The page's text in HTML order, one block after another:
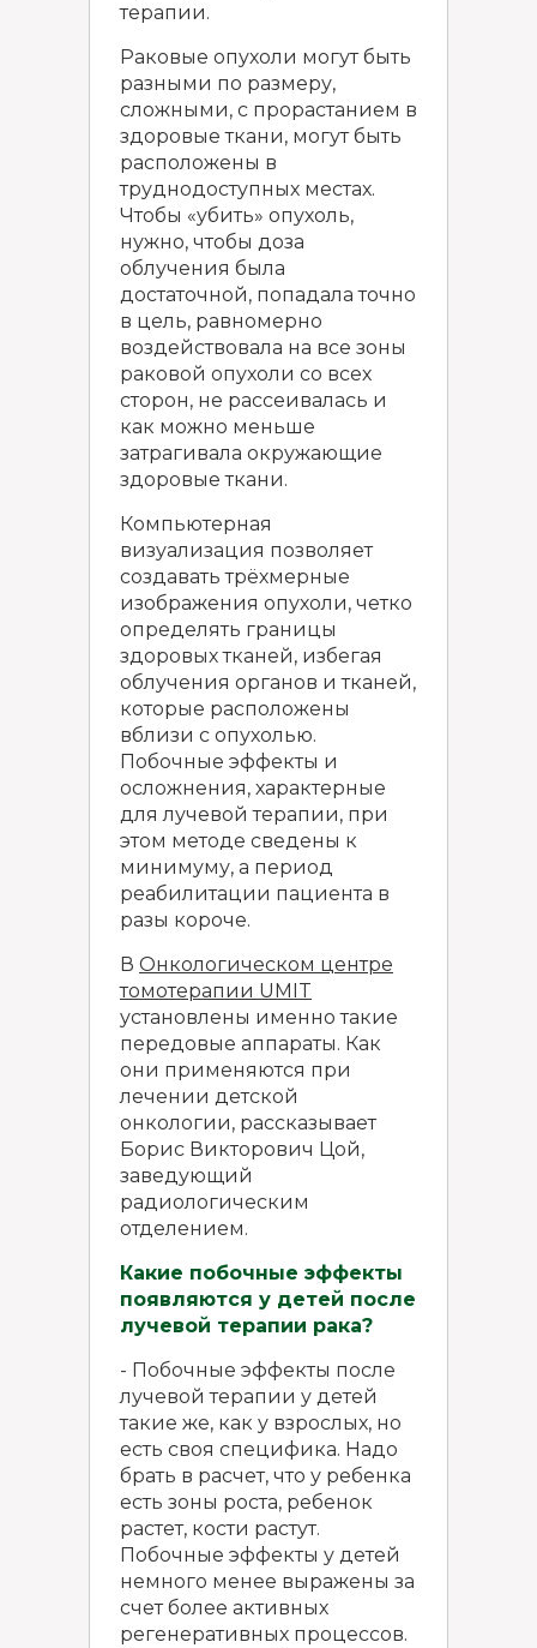
терапии.
Раковые опухоли могут быть
разными по размеру,
сложными, с прорастанием в
здоровые ткани, могут быть
расположены в
труднодоступных местах.
Чтобы «убить» опухоль,
нужно, чтобы доза
облучения была
достаточной, попадала точно
в цель, равномерно
воздействовала на все зоны
раковой опухоли со всех
сторон, не рассеивалась и
как можно меньше
затрагивала окружающие
здоровые ткани.
Компьютерная
визуализация позволяет
создавать трёхмерные
изображения опухоли, четко
определять границы
здоровых тканей, избегая
облучения органов и тканей,
которые расположены
вблизи с опухолью.
Побочные эффекты и
осложнения, характерные
для лучевой терапии, при
этом методе сведены к
минимуму, а период
реабилитации пациента в
разы короче.
В Онкологическом центре
томотерапии UMIT
установлены именно такие
передовые аппараты. Как
они применяются при
лечении детской
онкологии, рассказывает
Борис Викторович Цой,
заведующий
радиологическим
отделением.
Какие побочные эффекты
появляются у детей после
лучевой терапии рака?
- Побочные эффекты после
лучевой терапии у детей
такие же, как у взрослых, но
есть своя специфика. Надо
брать в расчет, что у ребенка
есть зоны роста, ребенок
растет, кости растут.
Побочные эффекты у детей
немного менее выражены за
счет более активных
регенеративных процессов.